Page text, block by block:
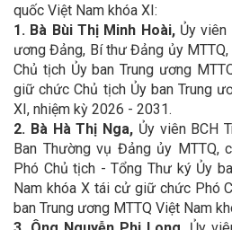
quốc Việt Nam khóa XI:
1. Bà Bùi Thị Minh Hoài, Ủy viên
ương Đảng, Bí thư Đảng ủy
Chủ tịch Ủy ban Trung ương
giữ chức Chủ tịch Ủy ban Trung
XI, nhiệm kỳ 2026 - 2031.
2. Bà Hà Thị Nga, Ủy viên BCH
Ban Thường vụ Đảng ủy MTTQ,
Phó Chủ tịch - Tổng Thư ký Ủy
Nam khóa X tái cử giữ chức Phó
ban Trung ương MTTQ Việt Nam